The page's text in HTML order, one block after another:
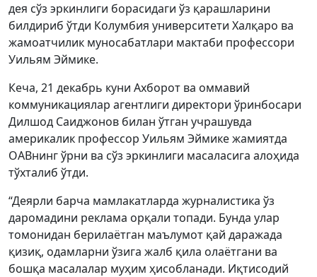
дея сўз эркинлиги борасидаги ўз қарашларини
билдириб ўтди Колумбия университети Халқаро ва
жамоатчилик муносабатлари мактаби профессори
Уильям Эймике.
Кеча, 21 декабрь куни Ахборот ва оммавий
коммуникациялар агентлиги директори ўринбосари
Дилшод Саиджонов билан ўтган учрашувда
америкалик профессор Уильям Эймике жамиятда
ОАВнинг ўрни ва сўз эркинлиги масаласига алоҳида
тўхталиб ўтди.
“Деярли барча мамлакатларда журналистика ўз
даромадини реклама орқали топади. Бунда улар
томонидан берилаётган маълумот қай даражада
қизиқ, одамларни ўзига жалб қила олаётгани ва
бошқа масалалар муҳим ҳисобланади. Иқтисодий